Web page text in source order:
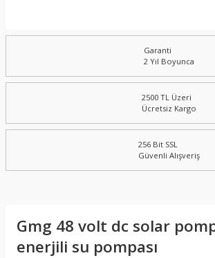
Garanti
2 Yıl Boyunca
2500 TL Üzeri
Ücretsiz Kargo
256 Bit SSL
Güvenli Alışveriş
Gmg 48 volt dc solar
enerjili su pompası